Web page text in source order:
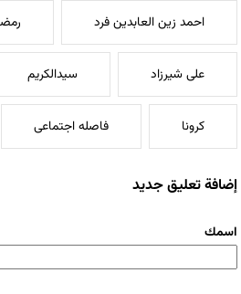
احمد زین العابدین فرد
علی شیرزاد سیدالکریم
کرونا فاصله اجتماعی
إضافة تعليق جديد
‏اسمك ‏